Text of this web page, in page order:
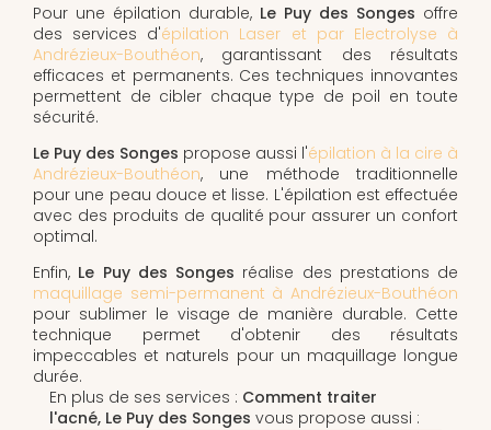
Pour une épilation durable, Le Puy des Songes offre
des services d'épilation Laser et par Electrolyse à
Andrézieux-Bouthéon, garantissant des résultats
efficaces et permanents. Ces techniques innovantes
permettent de cibler chaque type de poil en toute
sécurité.
Le Puy des Songes propose aussi l'épilation à la cire à
Andrézieux-Bouthéon, une méthode traditionnelle
pour une peau douce et lisse. L'épilation est effectuée
avec des produits de qualité pour assurer un confort
optimal.
Enfin, Le Puy des Songes réalise des prestations de
maquillage semi-permanent à Andrézieux-Bouthéon
pour sublimer le visage de manière durable. Cette
technique permet d'obtenir des résultats
impeccables et naturels pour un maquillage longue
durée.
En plus de ses services : Comment traiter
l'acné, Le Puy des Songes vous propose aussi :